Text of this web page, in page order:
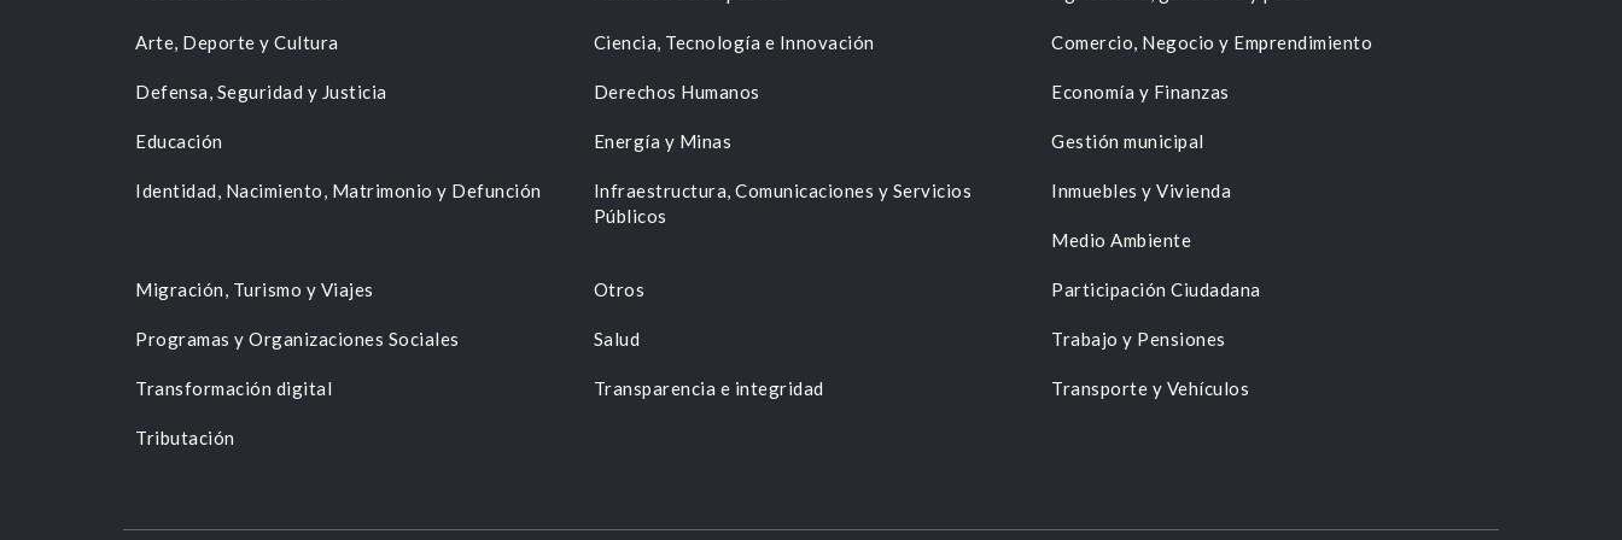
Arte, Deporte y Cultura Ciencia, Tecnología e Innovación Comercio, Negocio y Emprendimiento
Defensa, Seguridad y Justicia Derechos Humanos Economía y Finanzas
Educación Energía y Minas Gestión municipal
Identidad, Nacimiento, Matrimonio y Defunción
Infraestructura, Comunicaciones y Servicios
Públicos
Inmuebles y Vivienda
Medio Ambiente
Migración, Turismo y Viajes Otros Participación Ciudadana
Programas y Organizaciones Sociales Salud Trabajo y Pensiones
Transformación digital Transparencia e integridad Transporte y Vehículos
Tributación